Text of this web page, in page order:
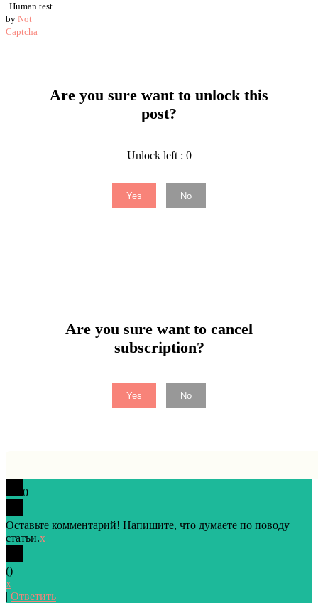
Human test
by Not
Captcha
Are you sure want to unlock this
post?
Unlock left : 0
Yes No
Are you sure want to cancel
subscription?
Yes No
0
Оставьте комментарий! Напишите, что думаете по поводу
статьи.x
()
x
| Ответить